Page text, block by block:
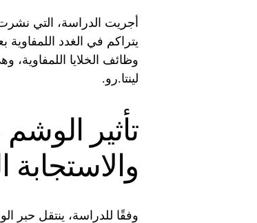
يتراكم في الغدد
وظائف الخلايا
لينتا.رو.
تأثير
والاستجابة
وفقًا للدراسة، ينتقل حبر